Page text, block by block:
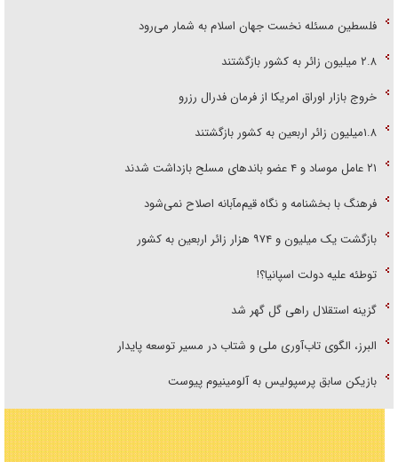
فلسطین مسئله نخست جهان اسلام به شمار می‌رود
۲.۸ میلیون زائر به کشور بازگشتند
خروج بازار اوراق امریکا از فرمان فدرال رزرو
۱.۸میلیون زائر اربعین به کشور بازگشتند
۲۱ عامل موساد و ۴ عضو باند‌های مسلح بازداشت شدند
فرهنگ با بخشنامه و نگاه قیم‌مآبانه اصلاح نمی‌شود
بازگشت یک میلیون و ۹۷۴ هزار زائر اربعین به کشور
توطئه علیه دولت اسپانیا؟!
گزینه استقلال راهی گل گهر شد
البرز، الگوی تاب‌آوری ملی و شتاب در مسیر توسعه پایدار
بازیکن سابق پرسپولیس به آلومینیوم پیوست